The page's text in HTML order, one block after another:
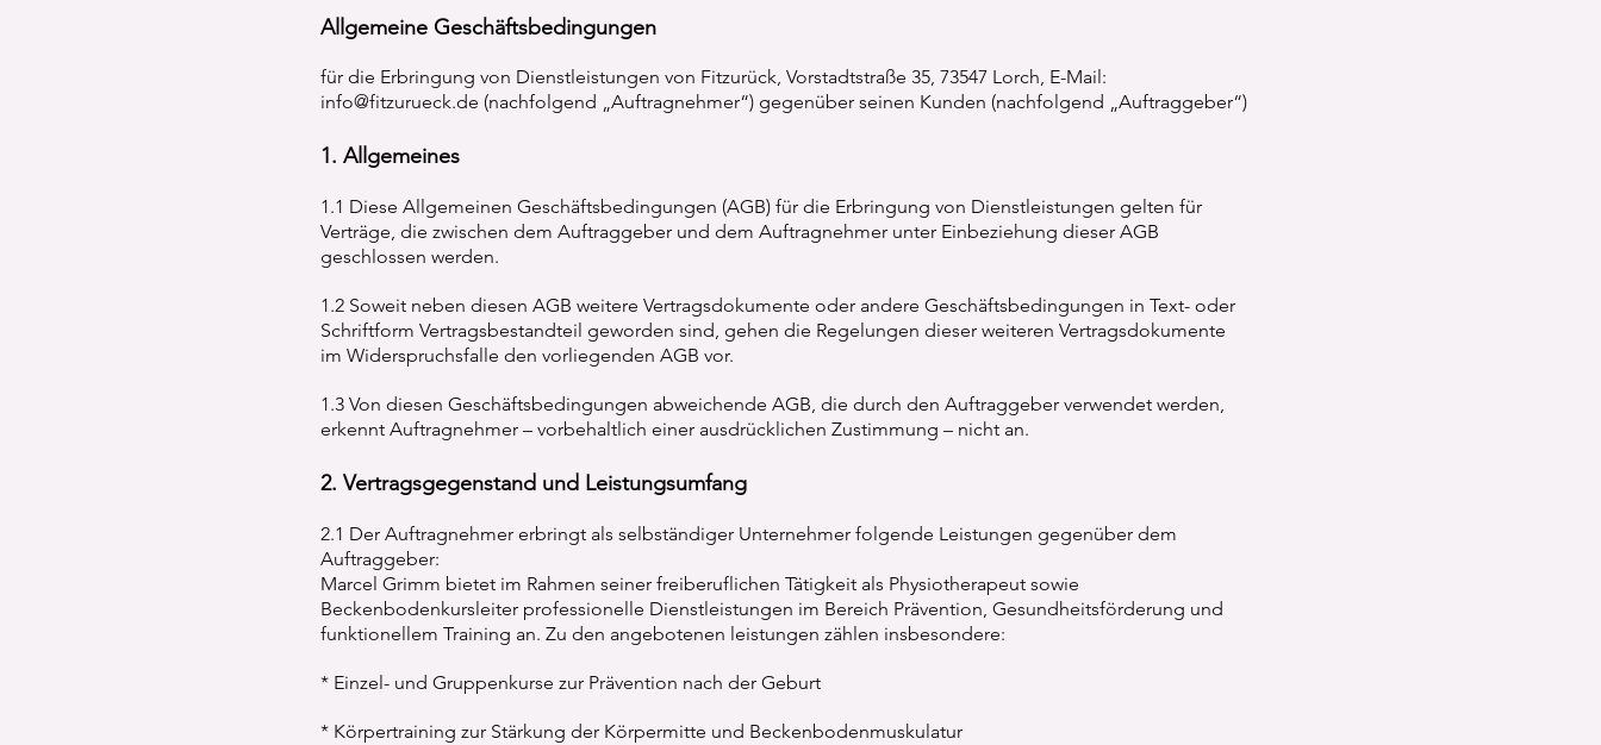
Allgemeine Geschäftsbedingungen
für die Erbringung von Dienstleistungen von Fitzurück, Vorstadtstraße 35, 73547 Lorch, E-Mail:
info@fitzurueck.de (nachfolgend „Auftragnehmer“) gegenüber seinen Kunden (nachfolgend „Auftraggeber“)
1. Allgemeines
1.1 Diese Allgemeinen Geschäftsbedingungen (AGB) für die Erbringung von Dienstleistungen gelten für
Verträge, die zwischen dem Auftraggeber und dem Auftragnehmer unter Einbeziehung dieser AGB
geschlossen werden.
1.2 Soweit neben diesen AGB weitere Vertragsdokumente oder andere Geschäftsbedingungen in Text- oder
Schriftform Vertragsbestandteil geworden sind, gehen die Regelungen dieser weiteren Vertragsdokumente
im Widerspruchsfalle den vorliegenden AGB vor.
1.3 Von diesen Geschäftsbedingungen abweichende AGB, die durch den Auftraggeber verwendet werden,
erkennt Auftragnehmer – vorbehaltlich einer ausdrücklichen Zustimmung – nicht an.
2. Vertragsgegenstand und Leistungsumfang
2.1 Der Auftragnehmer erbringt als selbständiger Unternehmer folgende Leistungen gegenüber dem
Auftraggeber:
Marcel Grimm bietet im Rahmen seiner freiberuflichen Tätigkeit als Physiotherapeut sowie
Beckenbodenkursleiter professionelle Dienstleistungen im Bereich Prävention, Gesundheitsförderung und
funktionellem Training an. Zu den angebotenen leistungen zählen insbesondere:
* Einzel- und Gruppenkurse zur Prävention nach der Geburt
* Körpertraining zur Stärkung der Körpermitte und Beckenbodenmuskulatur